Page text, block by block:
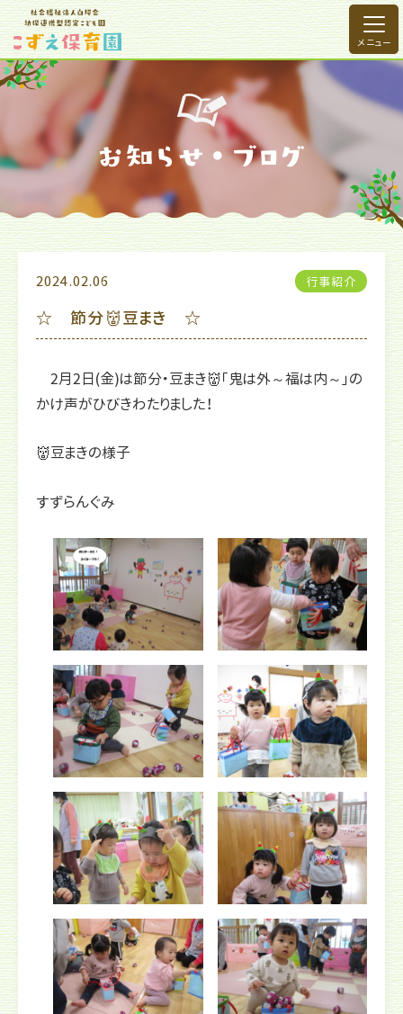
2024.02.06 行事紹介
☆ 節分👹豆まき ☆
2月2日(金)は節分・豆まき👹「鬼は外～福は内～」の
かけ声がひびきわたりました！
👹豆まきの様子
すずらんぐみ